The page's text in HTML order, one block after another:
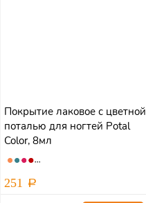
Покрытие лаковое с цветной
поталью для ногтей Potal
Color, 8мл
251